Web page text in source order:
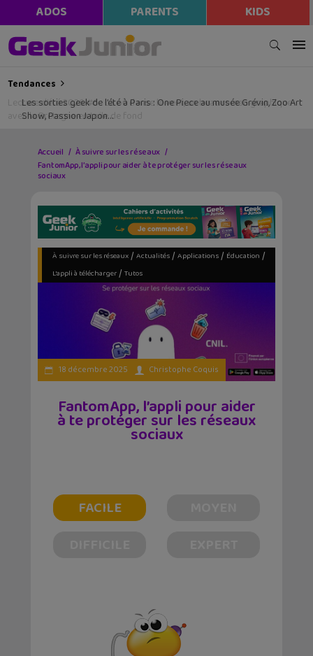
ADOS PARENTS KIDS
Tendances
Lecture d’été 2026 #6 : Là où danse le vent, un beau roman graphique
avec la Bretagne en toile de fond
Accueil
À suivre sur les réseaux
FantomApp, l’appli pour aider à te protéger sur les réseaux
sociaux
À suivre sur les réseaux/ Actualités/ Applications/ Éducation /
L'appli à télécharger/ Tutos
18 décembre 2025 Christophe Coquis
FantomApp, l’appli pour aider
à te protéger sur les réseaux
sociaux
FACILE